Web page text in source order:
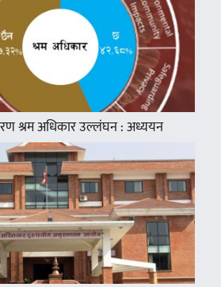
श्रम अधिकार उल्लंघन : अध्ययन